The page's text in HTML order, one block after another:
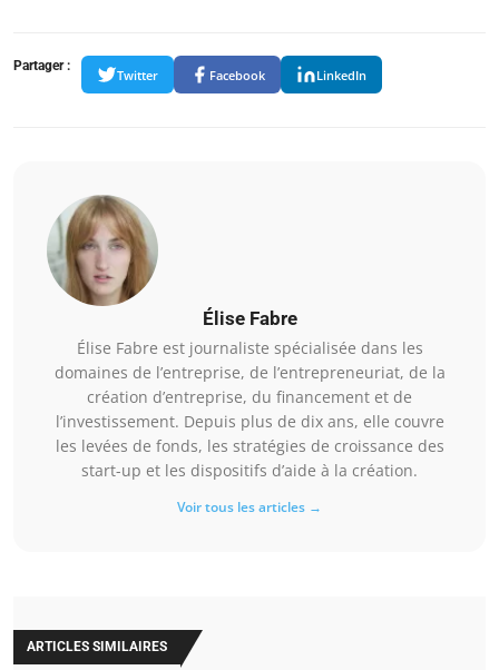
Partager :
Twitter Facebook LinkedIn
Élise Fabre
Élise Fabre est journaliste spécialisée dans les
domaines de l’entreprise, de l’entrepreneuriat, de la
création d’entreprise, du financement et de
l’investissement. Depuis plus de dix ans, elle couvre
les levées de fonds, les stratégies de croissance des
start-up et les dispositifs d’aide à la création.
Voir tous les articles →
ARTICLES SIMILAIRES